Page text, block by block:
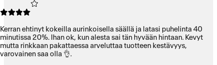
Kerran ehtinyt kokeilla aurinkoisella säällä ja latasi puhelinta 40
minutissa 20%. Ihan ok, kun alesta sai tän hyvään hintaan. Kevyt
mutta rinkkaan pakattaessa arveluttaa tuotteen kestävyys,
varovainen saa olla 👌.